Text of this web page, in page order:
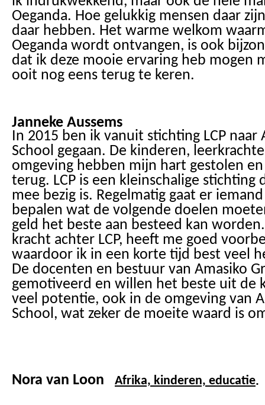
Oeganda. Hoe gelukkig mensen daar
daar hebben. Het warme welkom
Oeganda wordt ontvangen, is ook
dat ik deze mooie ervaring heb mogen
ooit nog eens terug te keren.
Janneke Aussems
In 2015 ben ik vanuit stichting LCP naar
School gegaan. De kinderen,
omgeving hebben mijn hart gestolen
terug. LCP is een kleinschalige stichting
mee bezig is. Regelmatig gaat er
bepalen wat de volgende doelen
geld het beste aan besteed kan
kracht achter LCP, heeft me goed
waardoor ik in een korte tijd best veel
De docenten en bestuur van Amasiko
gemotiveerd en willen het beste uit de
veel potentie, ook in de omgeving van
School, wat zeker de moeite waard is
Nora van Loon Afrika, kinderen, educatie.